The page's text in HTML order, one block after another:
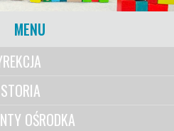
MENU
OŚRODKA